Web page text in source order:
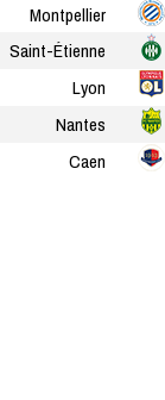
Montpellier
Saint-Étienne
Lyon
Nantes
Caen